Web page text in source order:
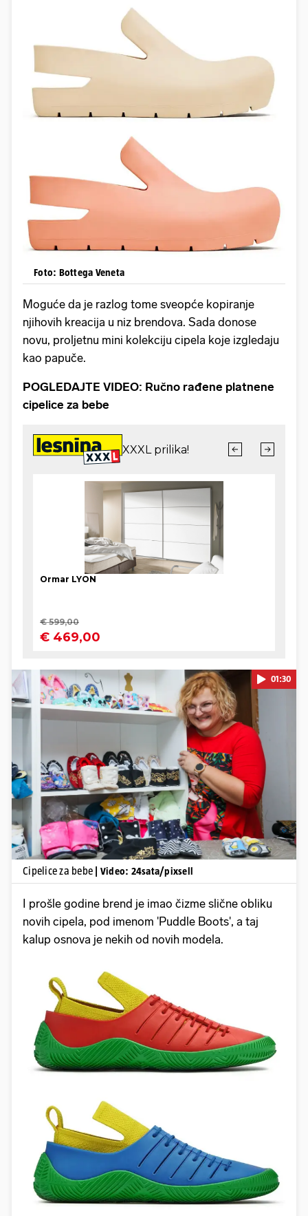
Foto: Bottega Veneta
Moguće da je razlog tome sveopće kopiranje
njihovih kreacija u niz brendova. Sada donose
novu, proljetnu mini kolekciju cipela koje izgledaju
kao papuče.
POGLEDAJTE VIDEO: Ručno rađene platnene
cipelice za bebe
Pokretanje videa...
01:30
Cipelice za bebe | Video: 24sata/pixsell
I prošle godine brend je imao čizme slične obliku
novih cipela, pod imenom 'Puddle Boots', a taj
kalup osnova je nekih od novih modela.